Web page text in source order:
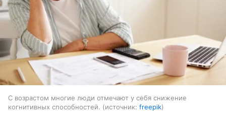
С возрастом многие люди отмечают у себя снижение
когнитивных способностей.
источник: freepik